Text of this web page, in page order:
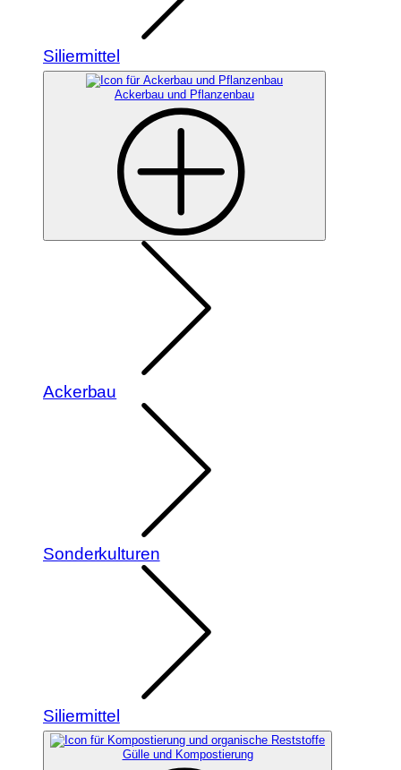
Siliermittel
Ackerbau und Pflanzenbau
Ackerbau
Sonderkulturen
Siliermittel
Gülle und Kompostierung